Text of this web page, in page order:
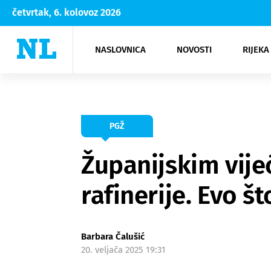
četvrtak, 6. kolovoz 2026
NASLOVNICA NOVOSTI
Rijeka Opatija
NK
Moda
Kultura
PGŽ
Županijskim
rafinerije. Evo
Barbara Čalušić
20. veljača 2025 19:31